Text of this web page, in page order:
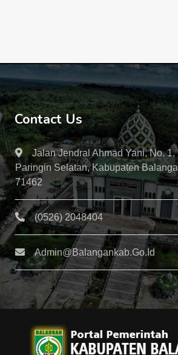
Contact Us
Jalan Jendral Ahmad Yani, No. 1,
Paringin Selatan, Kabupaten
71462
(0526) 2048404
Admin@balangankab.go.id